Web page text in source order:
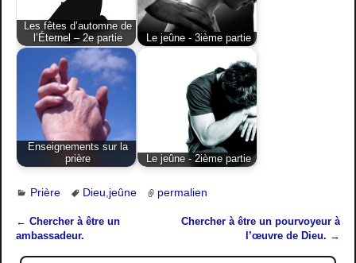
Les fêtes d’automne de
l’Éternel – 2e partie
Le jeûne - 3ième partie
Enseignements sur la
prière
Le jeûne - 2ième partie
Prière Dieu jeûne permalien
Navigation des articles
← Chercher à être un
ambassadeur.
Chercher à être un pourvoyeur à
l’œuvre de Dieu. →